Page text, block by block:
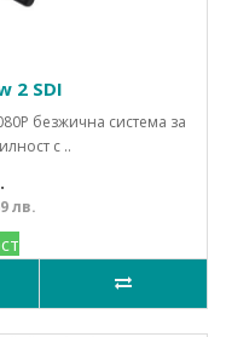
2 SDI
безжична система за
с ..
лв.